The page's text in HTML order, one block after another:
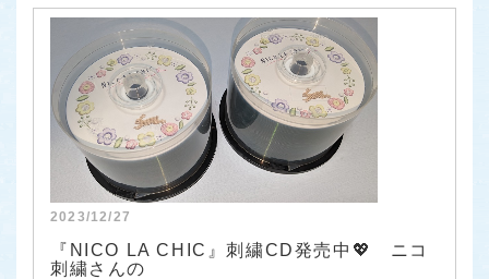
2023/12/27
『NICO LA CHIC』刺繍CD発売中💖 ニコ
刺繍さんの